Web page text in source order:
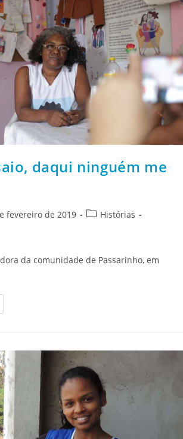
daqui ninguém me
fevereiro de 2019
Histórias
da comunidade de Passarinho, em